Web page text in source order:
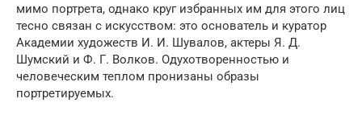
мимо портрета, однако круг избранных им для этого лиц
тесно связан с искусством: это основатель и куратор
Академии художеств И. И. Шувалов, актеры Я. Д.
Шумский и Ф. Г. Волков. Одухотворенностью и
человеческим теплом пронизаны образы
портретируемых.